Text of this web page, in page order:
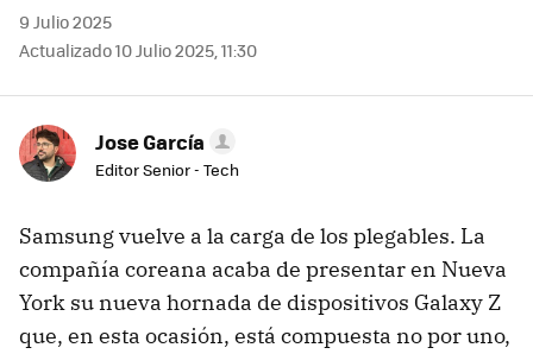
9 Julio 2025
Actualizado 10 Julio 2025, 11:30
Jose García
Editor Senior - Tech
Samsung vuelve a la carga de los plegables. La
compañía coreana acaba de presentar en Nueva
York su nueva hornada de dispositivos Galaxy Z
que, en esta ocasión, está compuesta no por uno,